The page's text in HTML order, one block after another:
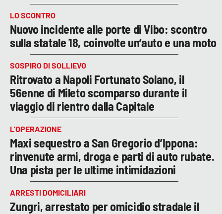
LO SCONTRO
Nuovo incidente alle porte di Vibo: scontro
sulla statale 18, coinvolte un’auto e una moto
SOSPIRO DI SOLLIEVO
Ritrovato a Napoli Fortunato Solano, il
56enne di Mileto scomparso durante il
viaggio di rientro dalla Capitale
L’OPERAZIONE
Maxi sequestro a San Gregorio d’Ippona:
rinvenute armi, droga e parti di auto rubate.
Una pista per le ultime intimidazioni
ARRESTI DOMICILIARI
Zungri, arrestato per omicidio stradale il